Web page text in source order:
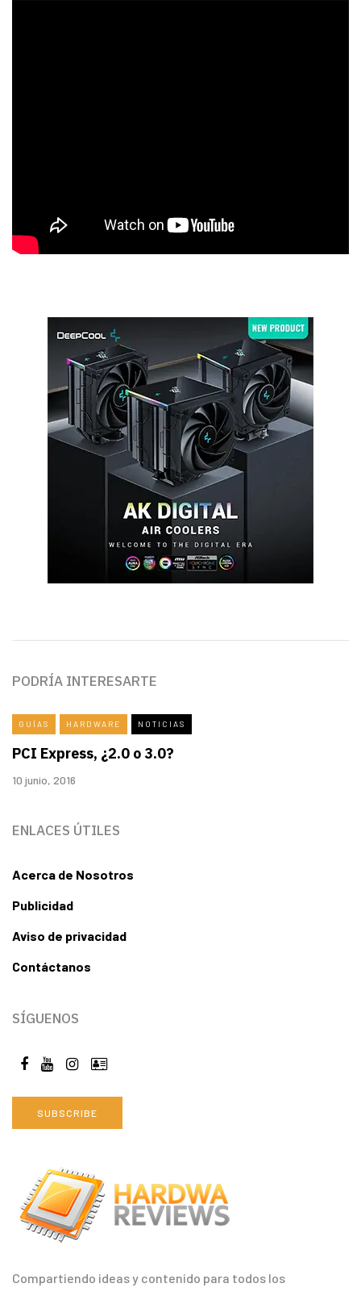
Compartiendo ideas y contenido para todos los
PODRÍA INTERESARTE
GUÍAS HARDWARE NOTICIAS
PCI Express, ¿2.0 o 3.0?
10 junio, 2016
ENLACES ÚTILES
Acerca de Nosotros
Publicidad
Aviso de privacidad
Contáctanos
SÍGUENOS
SUBSCRIBE